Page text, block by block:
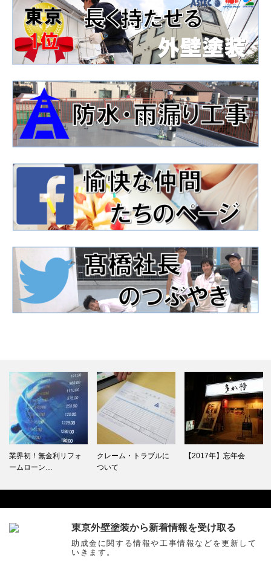
業界初！無金利リフォ
ームローン…
クレーム・トラブルに
ついて
【2017年】忘年会
Facebook
東京外壁塗装から新着情報を受け取る
助成金に関する情報や工事情報などを更新して
いきます。